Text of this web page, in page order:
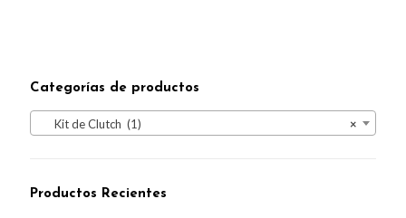
Categorías de productos
×
Kit de Clutch (1)
Productos Recientes